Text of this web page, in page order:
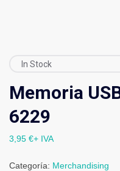
In Stock
Memoria
6229
3,95 €+ IVA
Categoría: Merchandising